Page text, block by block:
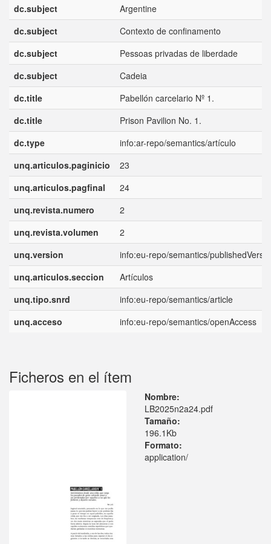
dc.subject
Argentine
dc.subject
Contexto de confinamento
dc.subject
Pessoas privadas de liberdade
dc.subject
Cadeia
dc.title
Pabellón carcelario Nº 1.
dc.title
Prison Pavilion No. 1.
dc.type
info:ar-repo/semantics/artículo
unq.articulos.paginicio
23
unq.articulos.pagfinal
24
unq.revista.numero
2
unq.revista.volumen
2
unq.version
info:eu-repo/semantics/
unq.articulos.seccion
Artículos
unq.tipo.snrd
info:eu-repo/semantics/article
unq.acceso
info:eu-repo/semantics/openAccess
Ficheros en el ítem
Nombre:
LB2025n2a24.pdf
Tamaño:
196.1Kb
Formato:
application/